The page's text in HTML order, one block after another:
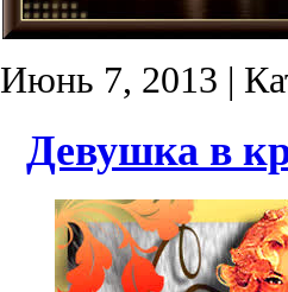
Июнь 7, 2013 |
Девушка в